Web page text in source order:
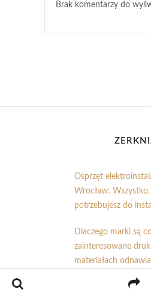
Brak komentarzy do
Osprzęt
Wrocław:
potrzebujesz do
Dlaczego marki są
zainteresowane
materiałach
Druk w pełnym